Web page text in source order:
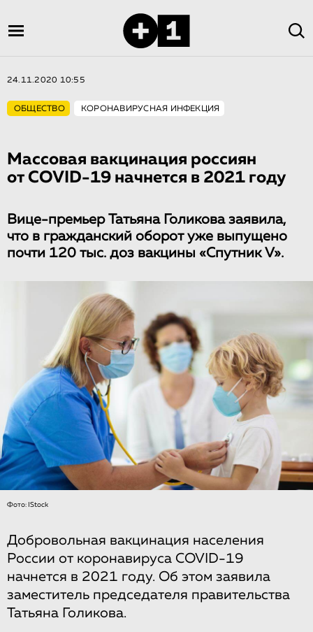
24.11.2020 10:55
ОБЩЕСТВО КОРОНАВИРУСНАЯ ИНФЕКЦИЯ
Массовая вакцинация россиян
от COVID-19 начнется в 2021 году
Вице-премьер Татьяна Голикова заявила,
что в гражданский оборот уже выпущено
почти 120 тыс. доз вакцины «Спутник V».
Фото: IStock
Добровольная вакцинация населения
России от коронавируса COVID-19
начнется в 2021 году. Об этом заявила
заместитель председателя правительства
Татьяна Голикова.